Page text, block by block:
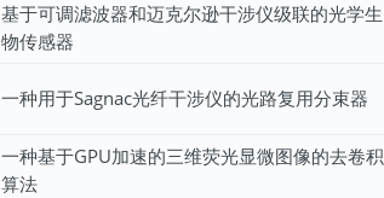
基于可调滤波器和迈克尔逊干涉仪级联的光学生
物传感器
一种用于Sagnac光纤干涉仪的光路复用分束器
一种基于GPU加速的三维荧光显微图像的去卷积
算法